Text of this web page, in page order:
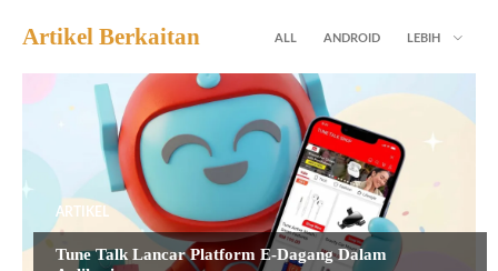
Artikel Berkaitan ALL ANDROID LEBIH
ARTIKEL
Tune Talk Lancar Platform E-Dagang Dalam